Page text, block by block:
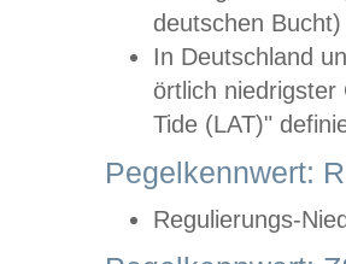
deutschen
In Deutschland
örtlich
Tide (LAT)"
Pegelkennwert:
Regulierungs-